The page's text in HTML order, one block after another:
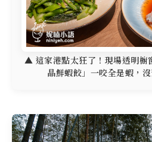
▲ 這家港點太狂了！現場透明櫥
晶鮮蝦餃」一咬全是蝦，